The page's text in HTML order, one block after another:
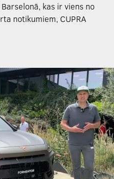
kas ir viens no
notikumiem, CUPRA